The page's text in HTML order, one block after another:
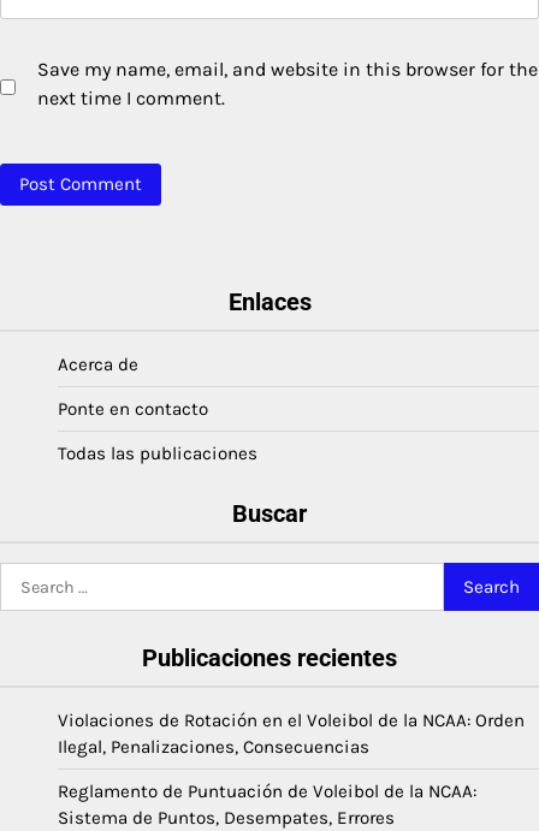
Save my name, email, and website in this browser for the
next time I comment.
Enlaces
Acerca de
Ponte en contacto
Todas las publicaciones
Buscar
for:
Publicaciones recientes
Violaciones de Rotación en el Voleibol de la NCAA: Orden
Ilegal, Penalizaciones, Consecuencias
Reglamento de Puntuación de Voleibol de la NCAA:
Sistema de Puntos, Desempates, Errores